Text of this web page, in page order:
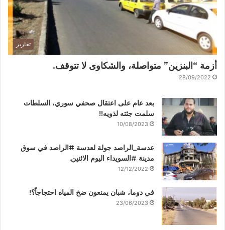
تقارير
أزمة “البنزين” متواصلة، والشكاوى لا تتوقف.
28/09/2022
بعد عام على اعتقال صحفي سوري، السلطات
سلمت جثته لذويه!!
10/08/2023
عدسة_الراصد جولة لعدسة #الراصد في سوق
مدينة #السويداء اليوم الاثنين.
12/12/2022
في دوما، شبان يمنعون ضخ المياه احتجاجاً؟!
23/06/2023